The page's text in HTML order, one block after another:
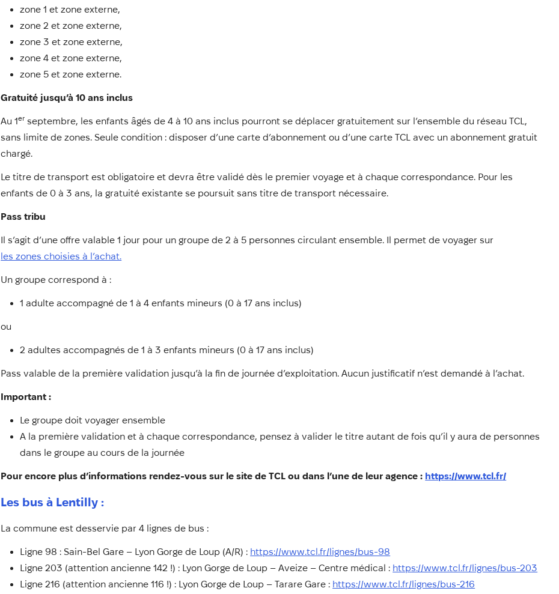
zone 1 et zone externe,
zone 2 et zone externe,
zone 3 et zone externe,
zone 4 et zone externe,
zone 5 et zone externe.
Gratuité jusqu’à 10 ans inclus
Au 1er septembre, les enfants âgés de 4 à 10 ans inclus pourront se déplacer gratuitement sur l’ensemble du réseau TCL,
sans limite de zones. Seule condition : disposer d’une carte d’abonnement ou d’une carte TCL avec un abonnement gratuit
chargé.
Le titre de transport est obligatoire et devra être validé dès le premier voyage et à chaque correspondance. Pour les
enfants de 0 à 3 ans, la gratuité existante se poursuit sans titre de transport nécessaire.
Pass tribu
Il s’agit d’une offre valable 1 jour pour un groupe de 2 à 5 personnes circulant ensemble. Il permet de voyager sur
les zones choisies à l’achat.
Un groupe correspond à :
1 adulte accompagné de 1 à 4 enfants mineurs (0 à 17 ans inclus)
ou
2 adultes accompagnés de 1 à 3 enfants mineurs (0 à 17 ans inclus)
Pass valable de la première validation jusqu’à la fin de journée d’exploitation. Aucun justificatif n’est demandé à l’achat.
Important :
Le groupe doit voyager ensemble
A la première validation et à chaque correspondance, pensez à valider le titre autant de fois qu’il y aura de personnes
dans le groupe au cours de la journée
Pour encore plus d’informations rendez-vous sur le site de TCL ou dans l’une de leur agence : https://www.tcl.fr/
Les bus à Lentilly :
La commune est desservie par 4 lignes de bus :
Ligne 98 : Sain-Bel Gare – Lyon Gorge de Loup (A/R) : https://www.tcl.fr/lignes/bus-98
Ligne 203 (attention ancienne 142 !) : Lyon Gorge de Loup – Aveize – Centre médical : https://www.tcl.fr/lignes/bus-203
Ligne 216 (attention ancienne 116 !) : Lyon Gorge de Loup – Tarare Gare : https://www.tcl.fr/lignes/bus-216